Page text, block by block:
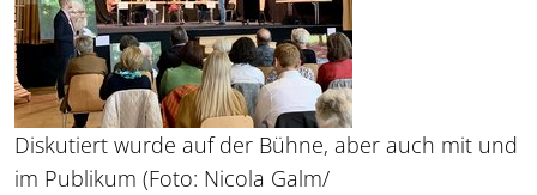
Diskutiert wurde auf der Bühne, aber auch mit und
im Publikum (Foto: Nicola Galm/